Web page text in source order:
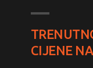
CIJENE